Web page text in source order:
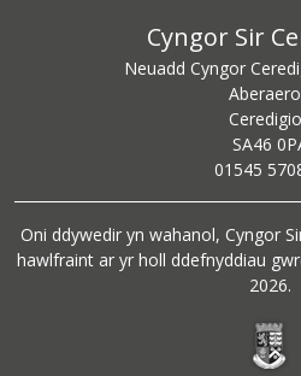
Cyngor Sir Ceredigion address
Cyngor Sir
Neuadd Cyngor
SA46
Ceredigion County Council call
01545
Oni ddywedir yn wahanol, Cyngor
hawlfraint ar yr holl ddefnyddiau
2026.